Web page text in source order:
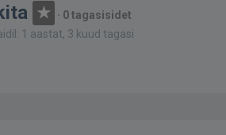
· 0 tagasisidet
1 aastat, 3 kuud tagasi